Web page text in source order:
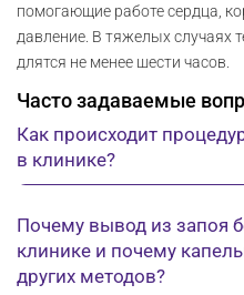
помогающие работе сердца,
давление. В тяжелых случаях
длятся не менее шести часов.
Часто задаваемые
Как происходит
в клинике?
Почему вывод из запоя
клинике и почему
других методов?